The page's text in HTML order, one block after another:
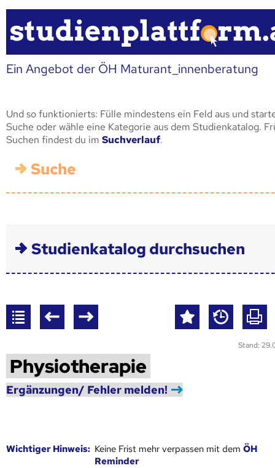
Ein Angebot der ÖH Maturant_innenberatung
Und so funktionierts: Fülle mindestens ein Feld aus und
Suche oder wähle eine Kategorie aus dem Studienkatalog.
Suchen findest du im Suchverlauf.
Suche
Studienkatalog durchsuchen
Stand:
Physiotherapie
Ergänzungen/ Fehler melden!
Wich­ti­ger Hin­weis: Keine Frist mehr verpassen mit demÖH
Reminder